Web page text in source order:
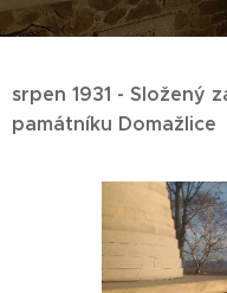
srpen 1931 - Složený
památníku Domažlice